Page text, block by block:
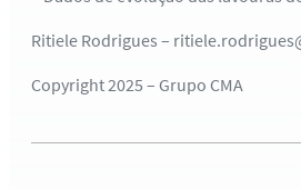
Ritiele Rodrigues –
Copyright 2025 – Grupo CMA